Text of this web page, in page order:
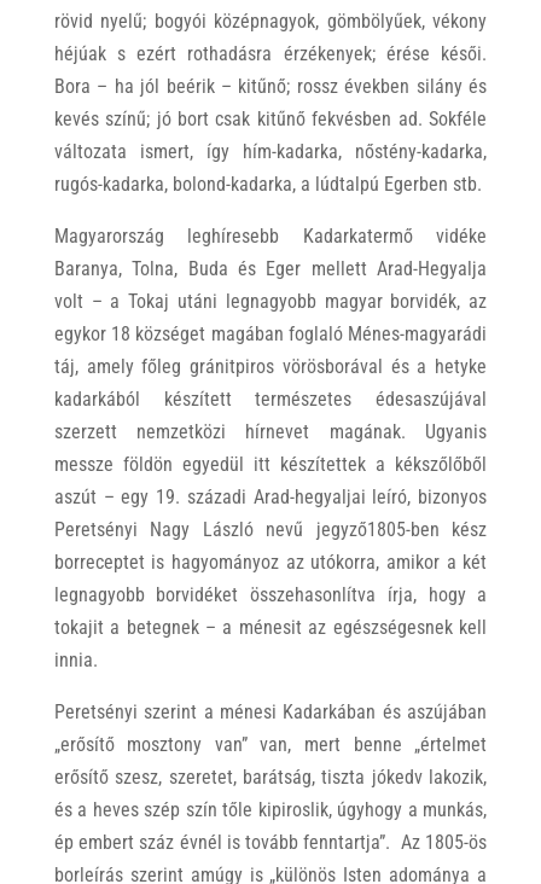
rövid nyelű; bogyói középnagyok, gömbölyűek, vékony
héjúak s ezért rothadásra érzékenyek; érése késői.
Bora – ha jól beérik – kitűnő; rossz években silány és
kevés színű; jó bort csak kitűnő fekvésben ad. Sokféle
változata ismert, így hím-kadarka, nőstény-kadarka,
rugós-kadarka, bolond-kadarka, a lúdtalpú Egerben stb.
Magyarország leghíresebb Kadarkatermő vidéke
Baranya, Tolna, Buda és Eger mellett Arad-Hegyalja
volt – a Tokaj utáni legnagyobb magyar borvidék, az
egykor 18 községet magában foglaló Ménes-magyarádi
táj, amely főleg gránitpiros vörösborával és a hetyke
kadarkából készített természetes édesaszújával
szerzett nemzetközi hírnevet magának. Ugyanis
messze földön egyedül itt készítettek a kékszőlőből
aszút – egy 19. századi Arad-hegyaljai leíró, bizonyos
Peretsényi Nagy László nevű jegyző1805-ben kész
borreceptet is hagyományoz az utókorra, amikor a két
legnagyobb borvidéket összehasonlítva írja, hogy a
tokajit a betegnek – a ménesit az egészségesnek kell
innia.
Peretsényi szerint a ménesi Kadarkában és aszújában
„erősítő mosztony van” van, mert benne „értelmet
erősítő szesz, szeretet, barátság, tiszta jókedv lakozik,
és a heves szép szín tőle kipiroslik, úgyhogy a munkás,
ép embert száz évnél is tovább fenntartja”. Az 1805-ös
borleírás szerint amúgy is „különös Isten adománya a